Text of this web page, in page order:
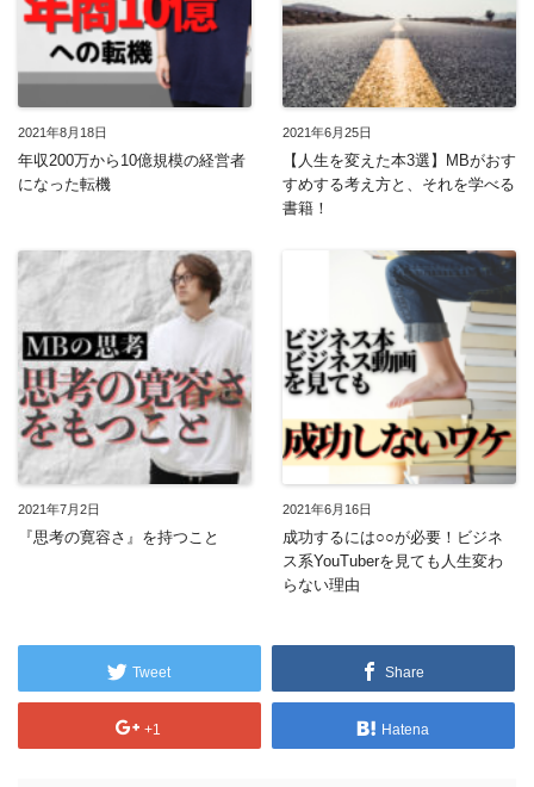
2021年8月18日
年収200万から10億規模の経営者
になった転機
2021年6月25日
【人生を変えた本3選】MBがおす
すめする考え方と、それを学べる
書籍！
2021年7月2日
『思考の寛容さ』を持つこと
2021年6月16日
成功するには○○が必要！ビジネ
ス系YouTuberを見ても人生変わ
らない理由
Tweet Share
+1 Hatena